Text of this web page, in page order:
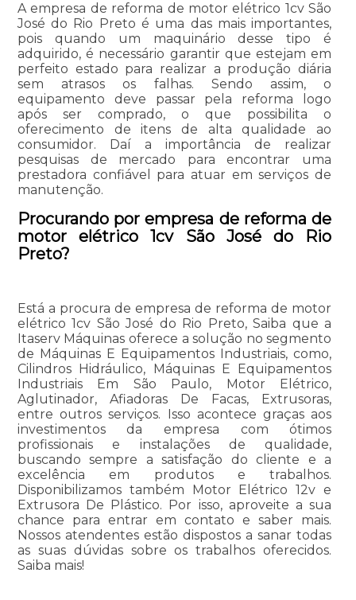
A empresa de reforma de motor elétrico 1cv São
José do Rio Preto é uma das mais importantes,
pois quando um maquinário desse tipo é
adquirido, é necessário garantir que estejam em
perfeito estado para realizar a produção diária
sem atrasos os falhas. Sendo assim, o
equipamento deve passar pela reforma logo
após ser comprado, o que possibilita o
oferecimento de itens de alta qualidade ao
consumidor. Daí a importância de realizar
pesquisas de mercado para encontrar uma
prestadora confiável para atuar em serviços de
manutenção.
Procurando por empresa de reforma de
motor elétrico 1cv São José do Rio
Preto?
Está a procura de empresa de reforma de motor
elétrico 1cv São José do Rio Preto, Saiba que a
Itaserv Máquinas oferece a solução no segmento
de Máquinas E Equipamentos Industriais, como,
Cilindros Hidráulico, Máquinas E Equipamentos
Industriais Em São Paulo, Motor Elétrico,
Aglutinador, Afiadoras De Facas, Extrusoras,
entre outros serviços. Isso acontece graças aos
investimentos da empresa com ótimos
profissionais e instalações de qualidade,
buscando sempre a satisfação do cliente e a
excelência em produtos e trabalhos.
Disponibilizamos também Motor Elétrico 12v e
Extrusora De Plástico. Por isso, aproveite a sua
chance para entrar em contato e saber mais.
Nossos atendentes estão dispostos a sanar todas
as suas dúvidas sobre os trabalhos oferecidos.
Saiba mais!